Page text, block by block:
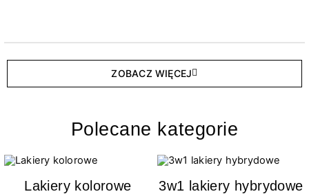
ZOBACZ WIĘCEJ
Polecane kategorie
Lakiery kolorowe 3w1 lakiery hybrydowe